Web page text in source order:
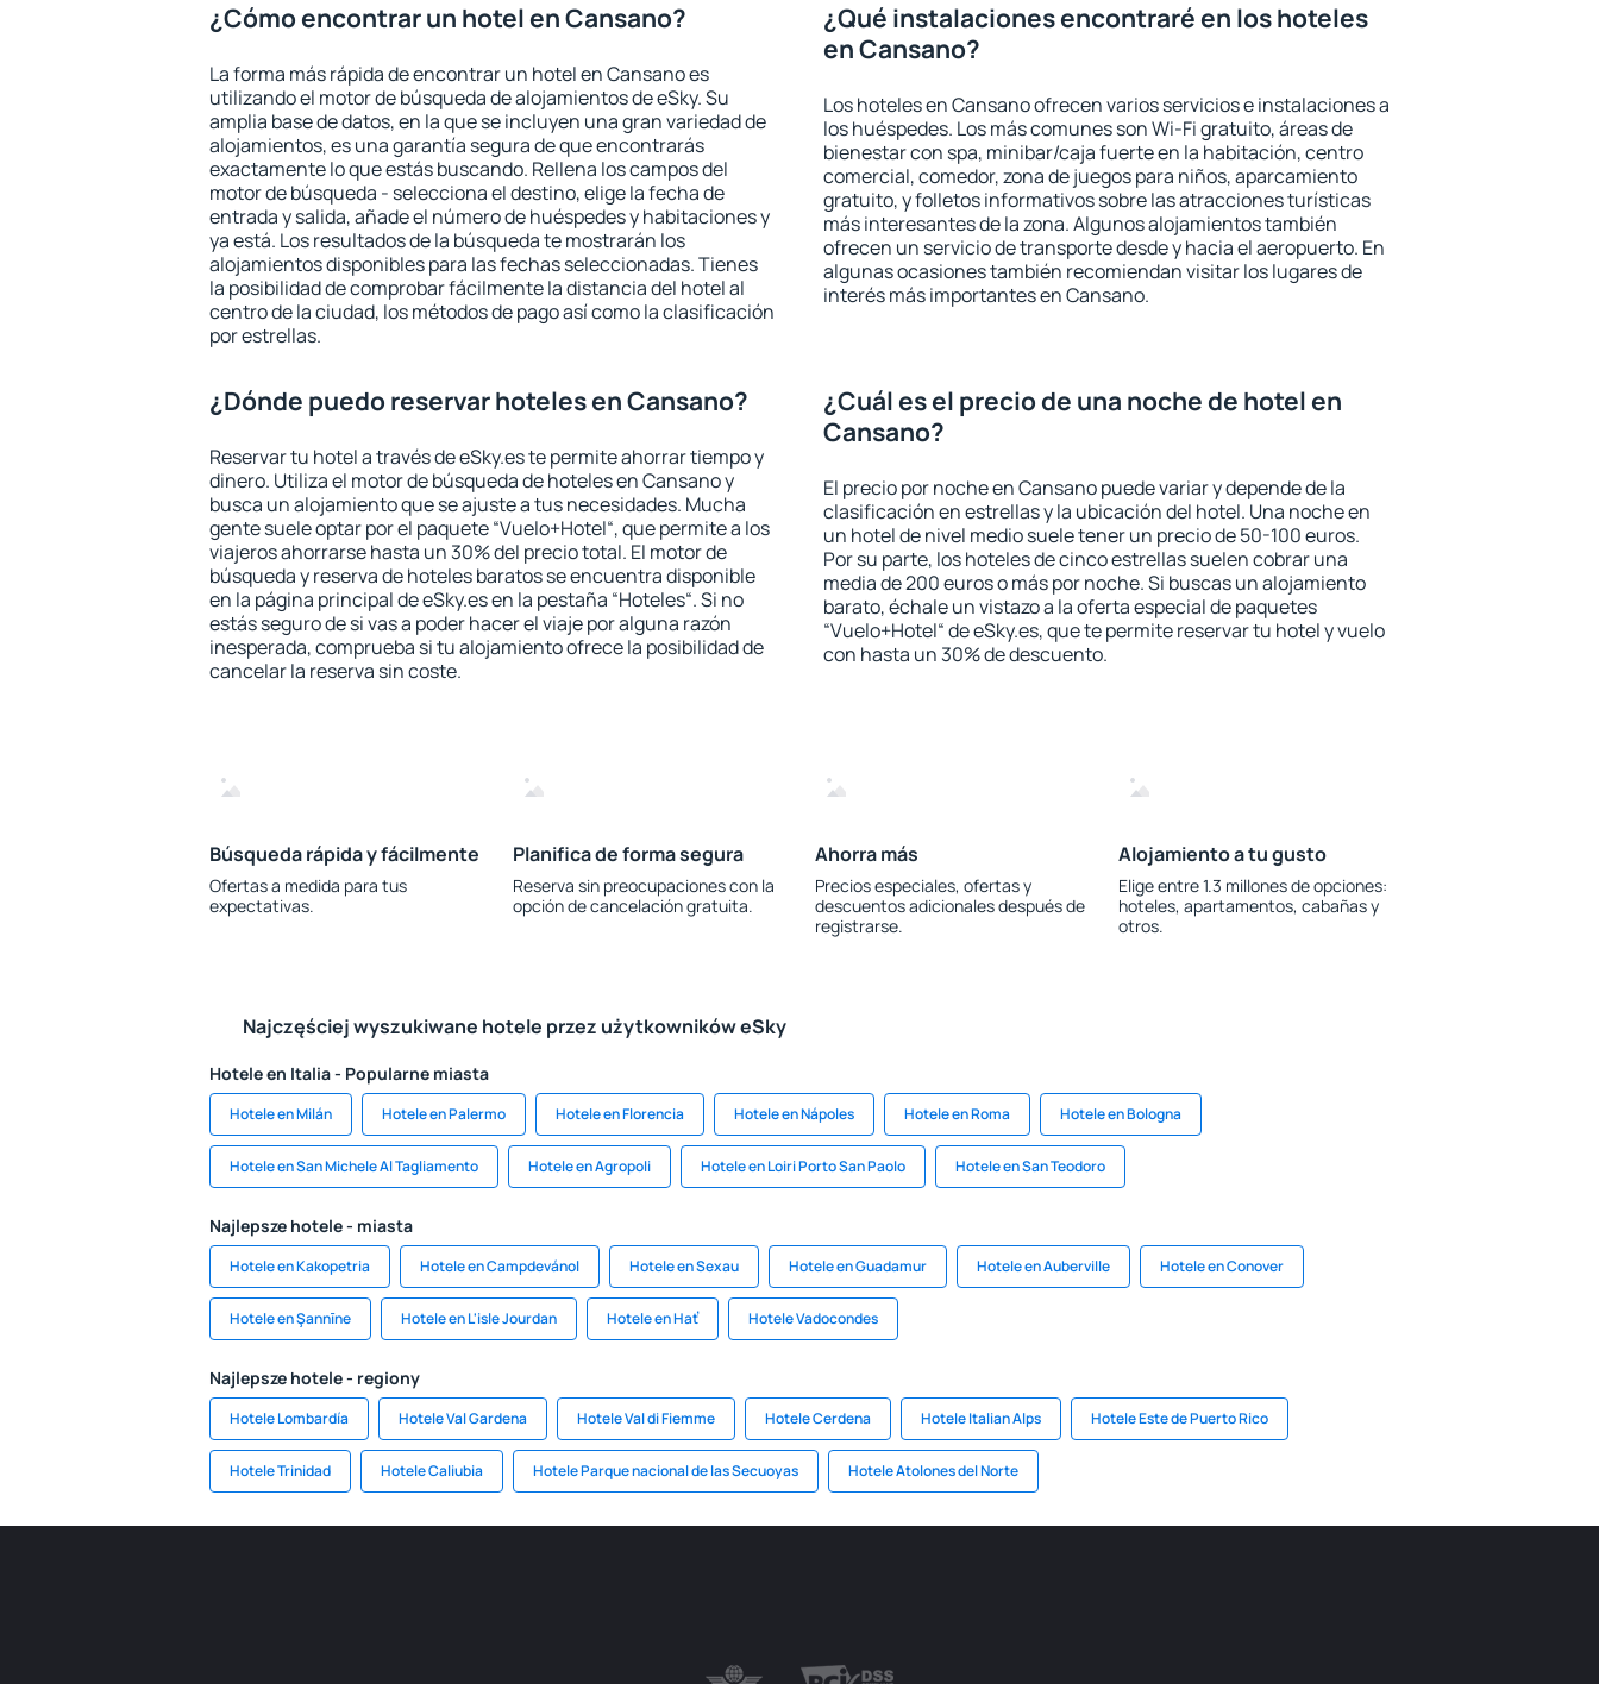
¿Cómo encontrar un hotel en Cansano?
La forma más rápida de encontrar un hotel en Cansano es
utilizando el motor de búsqueda de alojamientos de eSky. Su
amplia base de datos, en la que se incluyen una gran variedad de
alojamientos, es una garantía segura de que encontrarás
exactamente lo que estás buscando. Rellena los campos del
motor de búsqueda - selecciona el destino, elige la fecha de
entrada y salida, añade el número de huéspedes y habitaciones y
ya está. Los resultados de la búsqueda te mostrarán los
alojamientos disponibles para las fechas seleccionadas. Tienes
la posibilidad de comprobar fácilmente la distancia del hotel al
centro de la ciudad, los métodos de pago así como la clasificación
por estrellas.
¿Qué instalaciones encontraré en los hoteles
en Cansano?
Los hoteles en Cansano ofrecen varios servicios e instalaciones a
los huéspedes. Los más comunes son Wi-Fi gratuito, áreas de
bienestar con spa, minibar/caja fuerte en la habitación, centro
comercial, comedor, zona de juegos para niños, aparcamiento
gratuito, y folletos informativos sobre las atracciones turísticas
más interesantes de la zona. Algunos alojamientos también
ofrecen un servicio de transporte desde y hacia el aeropuerto. En
algunas ocasiones también recomiendan visitar los lugares de
interés más importantes en Cansano.
¿Dónde puedo reservar hoteles en Cansano?
Reservar tu hotel a través de eSky.es te permite ahorrar tiempo y
dinero. Utiliza el motor de búsqueda de hoteles en Cansano y
busca un alojamiento que se ajuste a tus necesidades. Mucha
gente suele optar por el paquete “Vuelo+Hotel“, que permite a los
viajeros ahorrarse hasta un 30% del precio total. El motor de
búsqueda y reserva de hoteles baratos se encuentra disponible
en la página principal de eSky.es en la pestaña “Hoteles“. Si no
estás seguro de si vas a poder hacer el viaje por alguna razón
inesperada, comprueba si tu alojamiento ofrece la posibilidad de
cancelar la reserva sin coste.
¿Cuál es el precio de una noche de hotel en
Cansano?
El precio por noche en Cansano puede variar y depende de la
clasificación en estrellas y la ubicación del hotel. Una noche en
un hotel de nivel medio suele tener un precio de 50-100 euros.
Por su parte, los hoteles de cinco estrellas suelen cobrar una
media de 200 euros o más por noche. Si buscas un alojamiento
barato, échale un vistazo a la oferta especial de paquetes
“Vuelo+Hotel“ de eSky.es, que te permite reservar tu hotel y vuelo
con hasta un 30% de descuento.
Búsqueda rápida y fácilmente
Ofertas a medida para tus
expectativas.
Planifica de forma segura
Reserva sin preocupaciones con la
opción de cancelación gratuita.
Ahorra más
Precios especiales, ofertas y
descuentos adicionales después de
registrarse.
Alojamiento a tu gusto
Elige entre 1.3 millones de opciones:
hoteles, apartamentos, cabañas y
otros.
Najczęściej wyszukiwane hotele przez użytkowników eSky
Hotele en Italia - Popularne miasta
Hotele en Milán Hotele en Palermo Hotele en Florencia Hotele en Nápoles Hotele en Roma Hotele en Bologna
Hotele en San Michele Al Tagliamento Hotele en Agropoli Hotele en Loiri Porto San Paolo Hotele en San Teodoro
Najlepsze hotele - miasta
Hotele en Kakopetria Hotele en Campdevánol Hotele en Sexau Hotele en Guadamur Hotele en Auberville Hotele en Conover
Hotele en Şannīne Hotele en L'isle Jourdan Hotele en Hať Hotele Vadocondes
Najlepsze hotele - regiony
Hotele Lombardía Hotele Val Gardena Hotele Val di Fiemme Hotele Cerdena Hotele Italian Alps Hotele Este de Puerto Rico
Hotele Trinidad Hotele Caliubia Hotele Parque nacional de las Secuoyas Hotele Atolones del Norte